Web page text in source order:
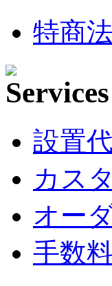
特商
設置
カス
オー
手数